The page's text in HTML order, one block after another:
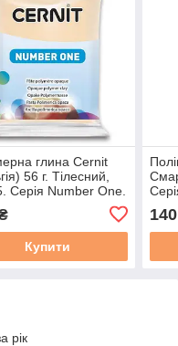
глина Cernit
56 г. Тілесний,
Серія Number One.
Купити
140
рік